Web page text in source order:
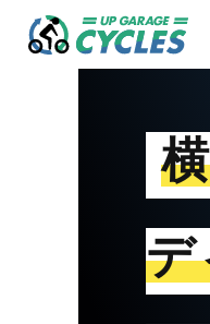
デ